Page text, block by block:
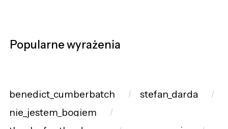
Popularne wyrażenia
benedict_cumberbatch
stefan_darda
nie_jestem_bogiem